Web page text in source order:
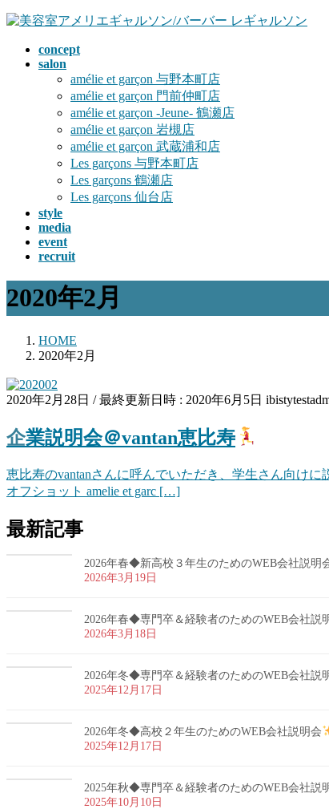
コ
ナ
concept
salon
amélie et garçon 与野本町店
amélie et garçon 門前仲町店
amélie et garçon -Jeune- 鶴瀬店
amélie et garçon 岩槻店
amélie et garçon 武蔵浦和店
Les garçons 与野本町店
Les garçons 鶴瀬店
Les garçons 仙台店
style
media
event
recruit
2020年2月
HOME
2020年2月
2020年2月28日 / 最終更新日時 : 2020年6月5日
企業説明会＠vantan恵比寿
恵比寿のvantanさんに呼んでいただき、学生さん向け
オフショット amelie et garc […]
最新記事
2026年春◆新高校３年生のためのWEB会社説明
2026年3月19日
2026年春◆専門卒＆経験者のためのWEB会社説
2026年3月18日
2026年冬◆専門卒＆経験者のためのWEB会社説
2025年12月17日
2026年冬◆高校２年生のためのWEB会社説明会
2025年12月17日
2025年秋◆専門卒＆経験者のためのWEB会社説
2025年10月10日